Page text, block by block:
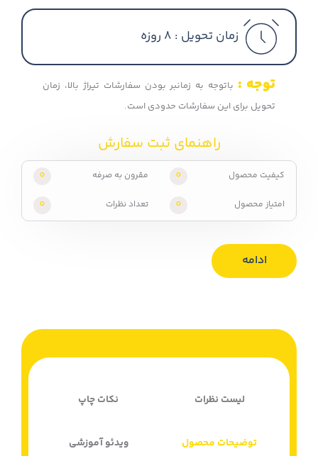
زمان تحویل : 8 روزه
توجه : باتوجه به زمانبر بودن سفارشات تیراژ بالا، زمان
تحویل برای این سفارشات حدودی است.
راهنمای ثبت سفارش
کیفیت محصول 0 مقرون به صرفه 0
امتیاز محصول 0 تعداد نظرات 0
ادامه
لیست نظرات نکات چاپ
توضیحات محصول ویدئو آموزشی